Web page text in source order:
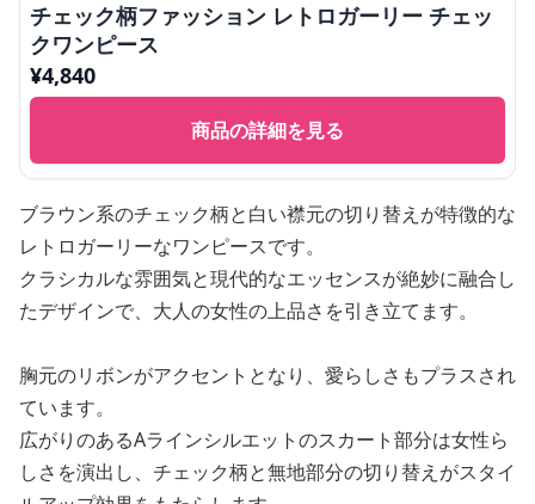
チェック柄ファッション レトロガーリー チェッ
クワンピース
¥4,840
商品の詳細を見る
ブラウン系のチェック柄と白い襟元の切り替えが特徴的な
レトロガーリーなワンピースです。
クラシカルな雰囲気と現代的なエッセンスが絶妙に融合し
たデザインで、大人の女性の上品さを引き立てます。
胸元のリボンがアクセントとなり、愛らしさもプラスされ
ています。
広がりのあるAラインシルエットのスカート部分は女性ら
しさを演出し、チェック柄と無地部分の切り替えがスタイ